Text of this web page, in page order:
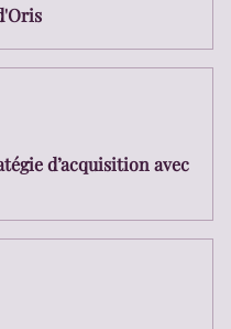
d’acquisition avec